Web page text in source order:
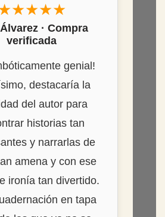
· Compra
verificada
genial!
destacaría la
del autor para
historias tan
y narrarlas de
amena y con ese
ironía tan divertido.
en tapa